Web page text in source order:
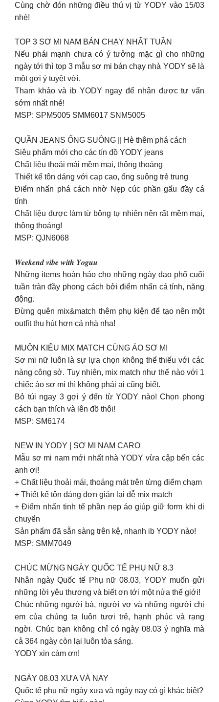
Cùng chờ đón những điều thú vị từ YODY vào 15/03
nhé!
TOP 3 SƠ MI NAM BÁN CHẠY NHẤT TUẦN
Nếu phái mạnh chưa có ý tưởng mặc gì cho những
ngày tới thì top 3 mẫu sơ mi bán chạy nhà YODY sẽ là
một gợi ý tuyệt vời.
Tham khảo và ib YODY ngay để nhận được tư vấn
sớm nhất nhé!
MSP: SPM5005 SMM6017 SNM5005
QUẦN JEANS ỐNG SUÔNG || Hè thêm phá cách
Siêu phẩm mới cho các tín đồ YODY jeans
Chất liệu thoải mái mềm mại, thông thoáng
Thiết kế tôn dáng với cạp cao, ống suông trẻ trung
Điểm nhấn phá cách nhờ Nẹp cúc phần gấu đầy cá
tính
Chất liệu được làm từ bông tự nhiên nên rất mềm mại,
thông thoáng!
MSP: QJN6068
𝑾𝒆𝒆𝒌𝒆𝒏𝒅 𝒗𝒊𝒃𝒆 𝒘𝒊𝒕𝒉 𝒀𝒐𝒈𝒖𝒖
Những items hoàn hảo cho những ngày dạo phố cuối
tuần tràn đầy phong cách bởi điểm nhấn cá tính, năng
động.
Đừng quên mix&match thêm phụ kiện để tạo nên một
outfit thu hút hơn cả nhà nha!
MUÔN KIỂU MIX MATCH CÙNG ÁO SƠ MI
Sơ mi nữ luôn là sự lựa chọn không thể thiếu với các
nàng công sở. Tuy nhiên, mix match như thế nào với 1
chiếc áo sơ mi thì không phải ai cũng biết.
Bỏ túi ngay 3 gợi ý đến từ YODY nào! Chọn phong
cách bạn thích và lên đồ thôi!
MSP: SM6174
NEW IN YODY | SƠ MI NAM CARO
Mẫu sơ mi nam mới nhất nhà YODY vừa cập bến các
anh ơi!
+ Chất liệu thoải mái, thoáng mát trên từng điểm chạm
+ Thiết kế tôn dáng đơn giản lại dễ mix match
+ Điểm nhấn tinh tế phần nẹp áo giúp giữ form khi di
chuyển
Sản phẩm đã sẵn sàng trên kệ, nhanh ib YODY nào!
MSP: SMM7049
CHÚC MỪNG NGÀY QUỐC TẾ PHỤ NỮ 8.3
Nhân ngày Quốc tế Phụ nữ 08.03, YODY muốn gửi
những lời yêu thương và biết ơn tới một nửa thế giới!
Chúc những người bà, người vợ và những người chị
em của chúng ta luôn tươi trẻ, hạnh phúc và rạng
ngời. Chúc bạn không chỉ có ngày 08.03 ý nghĩa mà
cả 364 ngày còn lại luôn tỏa sáng.
YODY xin cảm ơn!
NGÀY 08.03 XƯA VÀ NAY
Quốc tế phụ nữ ngày xưa và ngày nay có gì khác biệt?